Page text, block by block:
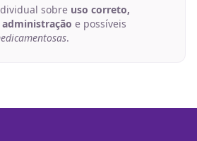
sobre uso correto,
e possíveis
.